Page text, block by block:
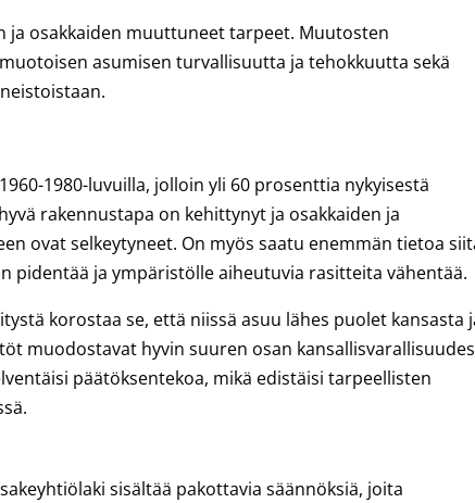
osakkaiden muuttuneet tarpeet. Muutosten
asumisen turvallisuutta ja tehokkuutta sekä
1980-luvuilla, jolloin yli 60 prosenttia nykyisestä
rakennustapa on kehittynyt ja osakkaiden ja
ovat selkeytyneet. On myös saatu enemmän tietoa
pidentää ja ympäristölle aiheutuvia rasitteita vähentää.
korostaa se, että niissä asuu lähes puolet kansasta
muodostavat hyvin suuren osan
päätöksentekoa, mikä edistäisi tarpeellisten
sisältää pakottavia säännöksiä, joita